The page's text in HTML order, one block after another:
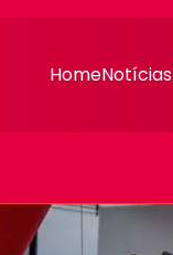
HomeNotícias